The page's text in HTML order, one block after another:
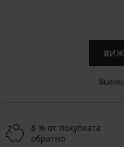
8 % от покупката
обратно